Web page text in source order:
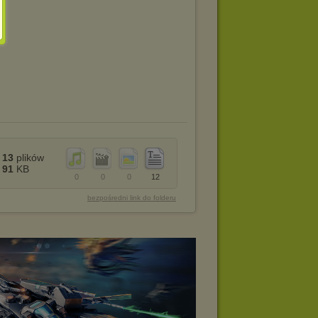
12
0
0
0
13 plików
91 KB
bezpośredni link do folderu